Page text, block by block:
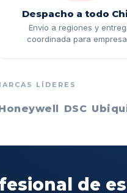
Despacho a todo
Envío a regiones y
coordinada para
LÍDERES
DSC
de